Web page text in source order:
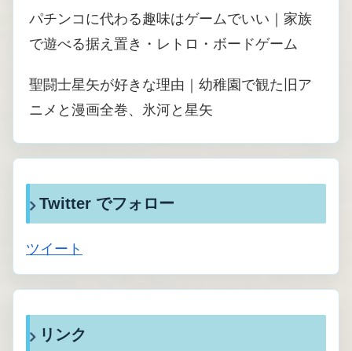
パチンコに代わる趣味はゲームでいい｜家族
で遊べる据え置き・レトロ・ボードゲーム
聖闘士星矢が好きな理由｜幼稚園で観た旧ア
ニメと漫画全巻、氷河と星矢
Twitter でフォロー
ツイート
リンク